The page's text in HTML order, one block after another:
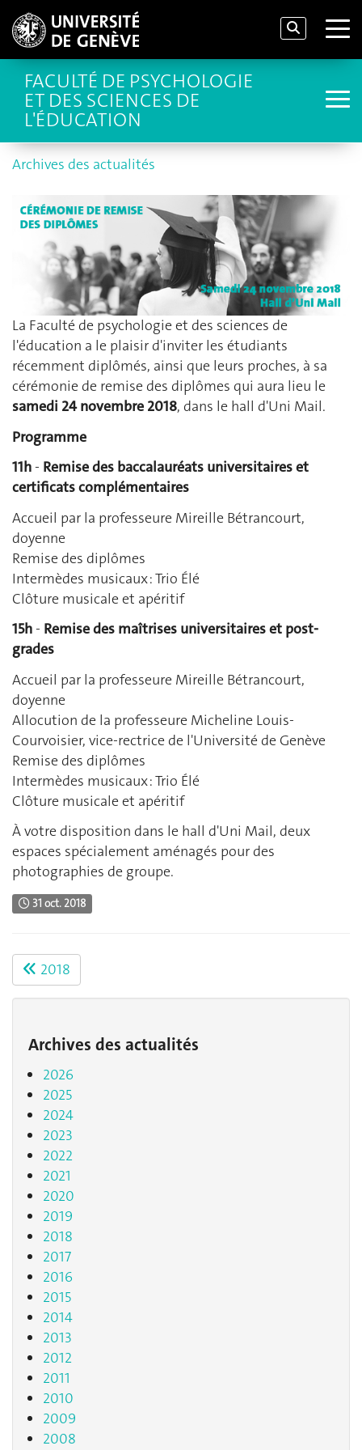
FACULTÉ DE PSYCHOLOGIE
ET DES SCIENCES DE
L'ÉDUCATION
Archives des actualités
La Faculté de psychologie et des sciences de
l'éducation a le plaisir d'inviter les étudiants
récemment diplômés, ainsi que leurs proches, à sa
cérémonie de remise des diplômes qui aura lieu le
samedi 24 novembre 2018, dans le hall d'Uni Mail.
Programme
11h- Remise des baccalauréats universitaires et
certificats complémentaires
Accueil par la professeure Mireille Bétrancourt,
doyenne
Remise des diplômes
Intermèdes musicaux : Trio Élé
Clôture musicale et apéritif
15h- Remise des maîtrises universitaires et post-
grades
Accueil par la professeure Mireille Bétrancourt,
doyenne
Allocution de la professeure Micheline Louis-
Courvoisier, vice-rectrice de l'Université de Genève
Remise des diplômes
Intermèdes musicaux : Trio Élé
Clôture musicale et apéritif
À votre disposition dans le hall d'Uni Mail, deux
espaces spécialement aménagés pour des
photographies de groupe.
31 oct. 2018
2018
Archives des actualités
2026
2025
2024
2023
2022
2021
2020
2019
2018
2017
2016
2015
2014
2013
2012
2011
2010
2009
2008